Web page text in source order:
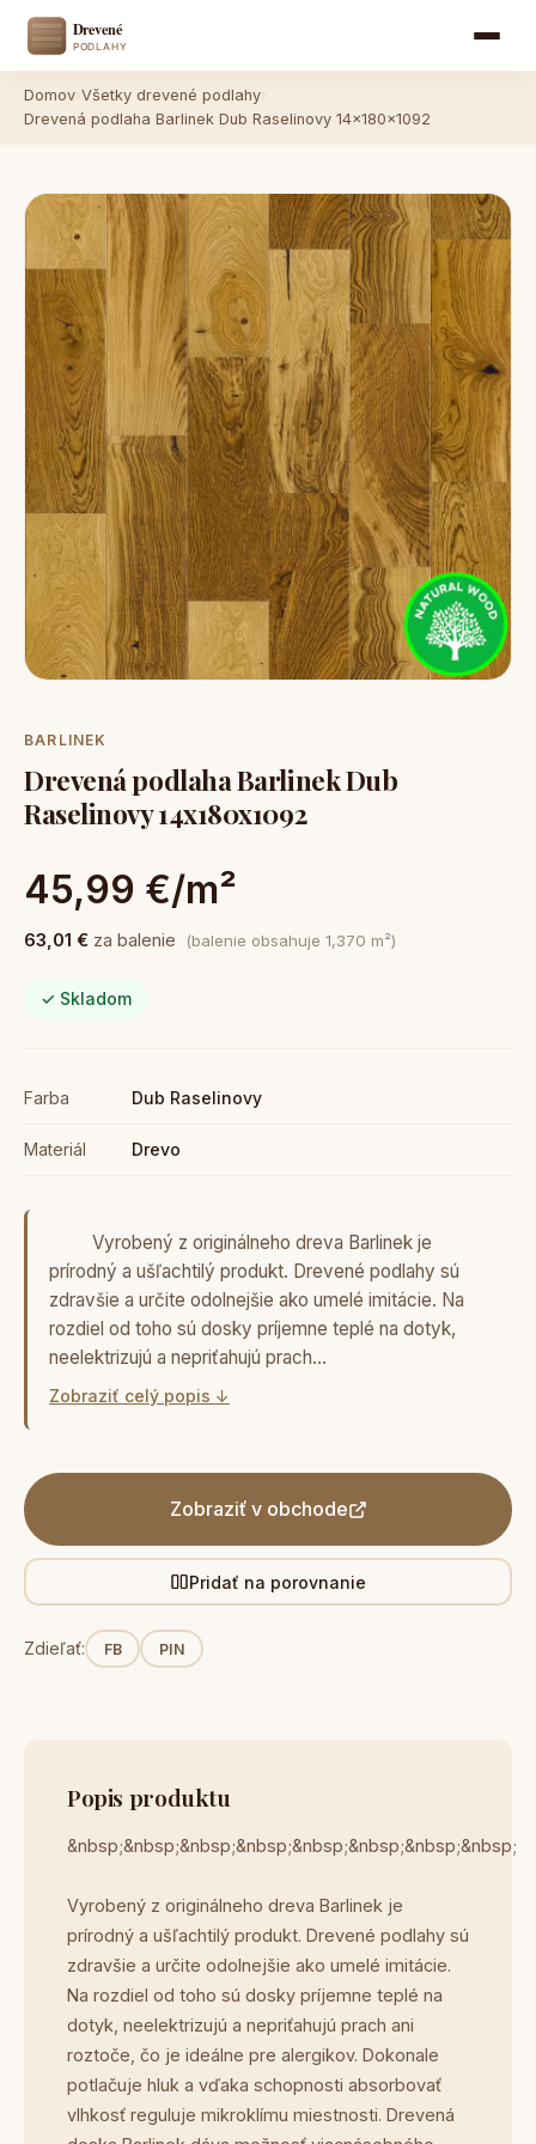
Domov Všetky drevené podlahy
Drevená podlaha Barlinek Dub Raselinovy 14x180x1092
BARLINEK
Drevená podlaha Barlinek Dub
Raselinovy 14x180x1092
45,99 €/m²
63,01 € za balenie (balenie obsahuje 1,370 m²)
✓ Skladom
Farba Dub Raselinovy
Materiál Drevo
Vyrobený z originálneho dreva Barlinek je
prírodný a ušľachtilý produkt. Drevené podlahy sú
zdravšie a určite odolnejšie ako umelé imitácie. Na
rozdiel od toho sú dosky príjemne teplé na dotyk,
neelektrizujú a nepriťahujú prach…
Zobraziť celý popis ↓
Zobraziť v obchode
Pridať na porovnanie
Zdieľať: FB PIN
Popis produktu
&nbsp;&nbsp;&nbsp;&nbsp;&nbsp;&nbsp;&nbsp;&nbsp;
Vyrobený z originálneho dreva Barlinek je
prírodný a ušľachtilý produkt. Drevené podlahy sú
zdravšie a určite odolnejšie ako umelé imitácie.
Na rozdiel od toho sú dosky príjemne teplé na
dotyk, neelektrizujú a nepriťahujú prach ani
roztoče, čo je ideálne pre alergikov. Dokonale
potlačuje hluk a vďaka schopnosti absorbovať
vlhkosť reguluje mikroklímu miestnosti. Drevená